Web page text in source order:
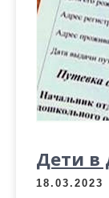
Дети в
18.03.2023